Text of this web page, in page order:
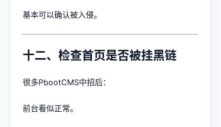
基本可以确认被入侵。
十二、检查首页是否被挂黑链
很多PbootCMS中招后：
前台看似正常。